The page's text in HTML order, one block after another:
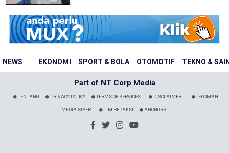
NEWS EKONOMI SPORT & BOLA OTOMOTIF TEKNO &
Part of NT Corp Media
TENTANG PRIVACY POLICY TERMS OF SERVICES DISCLAIMER PEDOMAN
MEDIA SIBER TIM REDAKSI ANCHORS